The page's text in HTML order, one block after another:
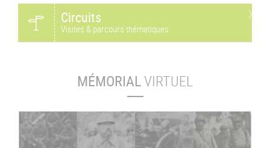
Circuits
Visites & parcours thématiques
MÉMORIALVIRTUEL